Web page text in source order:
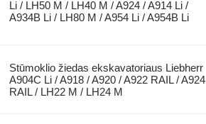
Li / LH50 M / LH40 M / A924 / A914 Li /
A934B Li / LH80 M / A954 Li / A954B Li
Stūmoklio žiedas ekskavatoriaus Liebherr
A904C Li / A918 / A920 / A922 RAIL / A924
RAIL / LH22 M / LH24 M